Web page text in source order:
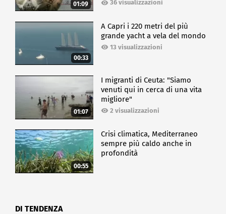
01:09 36 visualizzazioni
00:33
A Capri i 220 metri del più
grande yacht a vela del mondo
13 visualizzazioni
01:07
I migranti di Ceuta: "Siamo
venuti qui in cerca di una vita
migliore"
2 visualizzazioni
00:55
Crisi climatica, Mediterraneo
sempre più caldo anche in
profondità
DI TENDENZA